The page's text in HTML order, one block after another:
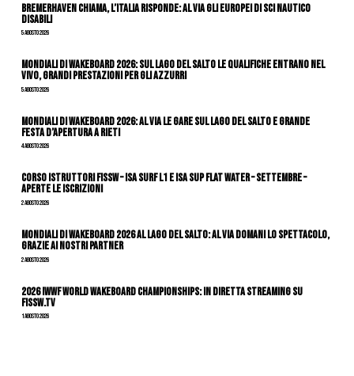
Bremerhaven chiama, l’Italia risponde: al via gli Europei di Sci Nautico
Disabili
5 Agosto 2026
Mondiali di Wakeboard 2026: sul Lago del Salto le qualifiche entrano nel
vivo, grandi prestazioni per gli azzurri
5 Agosto 2026
Mondiali di Wakeboard 2026: al via le gare sul Lago del Salto e grande
festa d’apertura a Rieti
4 Agosto 2026
CORSO ISTRUTTORI FISSW – ISA SURF L1 e ISA SUP Flat Water – SETTEMBRE –
APERTE LE ISCRIZIONI
2 Agosto 2026
Mondiali di Wakeboard 2026 al Lago del Salto: al via domani lo spettacolo,
grazie ai nostri Partner
2 Agosto 2026
2026 IWWF WORLD WAKEBOARD CHAMPIONSHIPS: IN DIRETTA STREAMING SU
FISSW.TV
1 Agosto 2026